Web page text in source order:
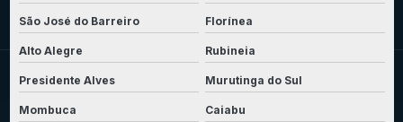
São José do Barreiro Florínea
Alto Alegre Rubineia
Presidente Alves Murutinga do Sul
Mombuca Caiabu